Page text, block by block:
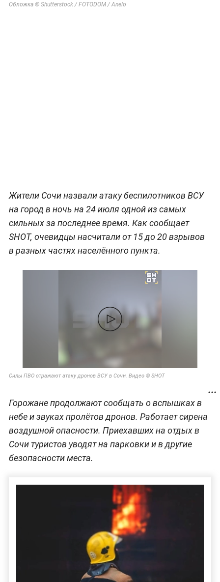
Обложка © Shutterstock / FOTODOM / Anelo
Жители Сочи назвали атаку беспилотников ВСУ
на город в ночь на 24 июля одной из самых
сильных за последнее время. Как сообщает
SHOT, очевидцы насчитали от 15 до 20 взрывов
в разных частях населённого пункта.
Силы ПВО отражают атаку дронов ВСУ в Сочи. Видео © SHOT
Горожане продолжают сообщать о вспышках в
небе и звуках пролётов дронов. Работает сирена
воздушной опасности. Приехавших на отдых в
Сочи туристов уводят на парковки и в другие
безопасности места.